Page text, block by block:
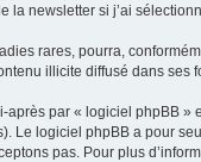
la newsletter si j’ai
rares, pourra,
illicite diffusé dans ses
par « logiciel phpBB
Le logiciel phpBB a pour
pas. Pour plus